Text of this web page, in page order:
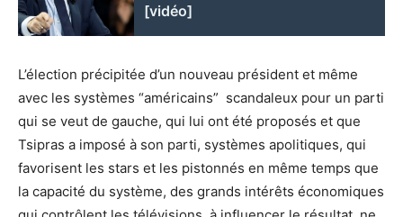
[vidéo]
L’élection précipitée d’un nouveau président et même
avec les systèmes “américains” scandaleux pour un parti
qui se veut de gauche, qui lui ont été proposés et que
Tsipras a imposé à son parti, systèmes apolitiques, qui
favorisent les stars et les pistonnés en même temps que
la capacité du système, des grands intérêts économiques